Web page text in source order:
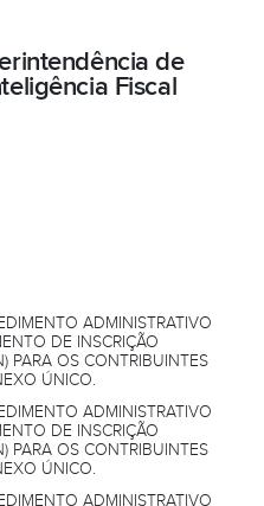
de
Fiscal
ADMINISTRATIVO
DE INSCRIÇÃO
PARA OS CONTRIBUINTES
ÚNICO.
ADMINISTRATIVO
DE INSCRIÇÃO
PARA OS CONTRIBUINTES
ÚNICO.
ADMINISTRATIVO